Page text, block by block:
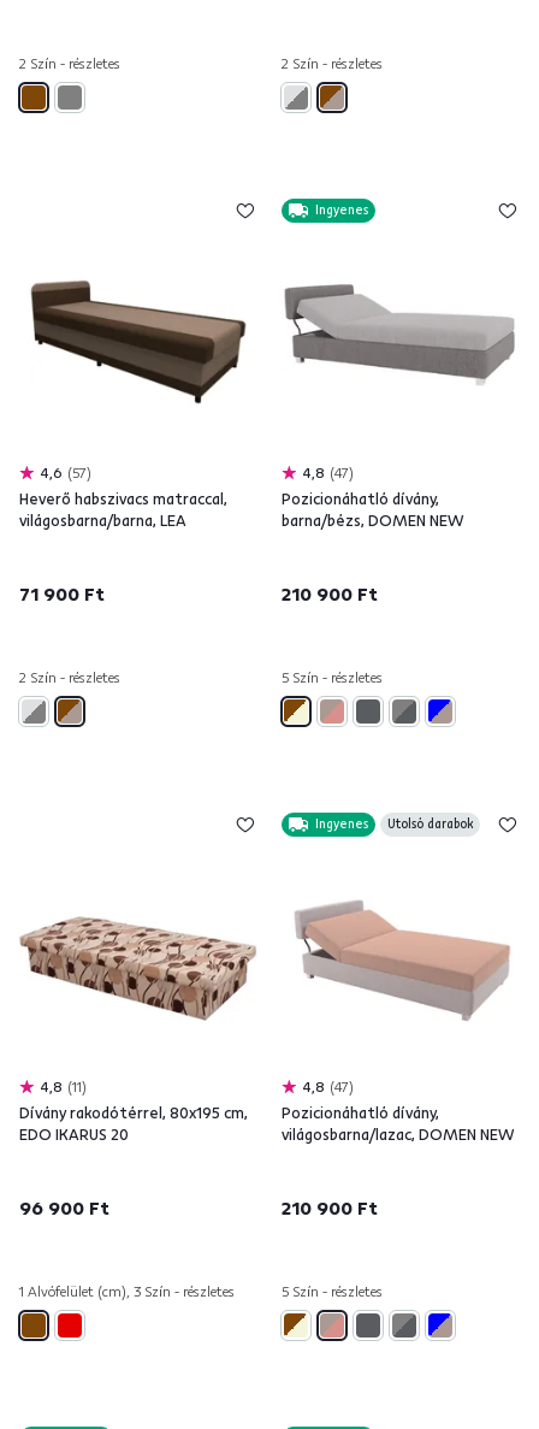
2 Szín - részletes 2 Szín - részletes
4,6 57
Heverő habszivacs matraccal,
világosbarna/barna, LEA
71 900 Ft
2 Szín - részletes
Ingyenes
4,8 47
Pozicionáhatló dívány,
barna/bézs, DOMEN NEW
210 900 Ft
5 Szín - részletes
4,8 11
Dívány rakodótérrel, 80x195 cm,
EDO IKARUS 20
96 900 Ft
1 Alvófelület (cm), 3 Szín - részletes
Ingyenes Utolsó darabok
4,8 47
Pozicionáhatló dívány,
világosbarna/lazac, DOMEN NEW
210 900 Ft
5 Szín - részletes